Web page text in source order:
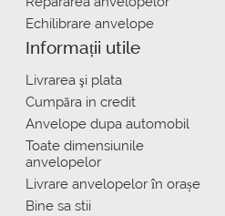
Echilibrare anvelope
Informații utile
Livrarea şi plata
Сumpăra in credit
Anvelope dupa automobil
Toate dimensiunile
anvelopelor
Livrare anvelopelor în orașe
Bine sa stii